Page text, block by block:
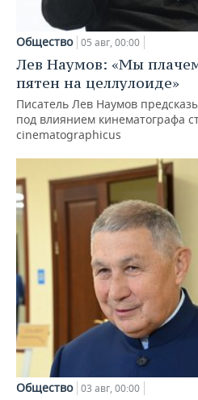
Общество 05 авг, 00:00
Лев Наумов: «Мы
пятен на целлулоиде»
Писатель Лев Наумов
под влиянием кинематографа
cinematographicus
Общество 03 авг, 00:00